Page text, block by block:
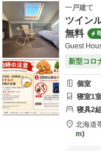
一戸建て
ツイン
無料
Guest
新型コロ
個室
寝室1
寝具2組
北海道
m